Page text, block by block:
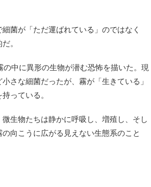
菌が「ただ運ばれている」のではなく
。
の中に異形の生物が潜む恐怖を描いた。現
さな細菌だったが、霧が「生きている」
っている。
生物たちは静かに呼吸し、増殖し、そし
向こうに広がる見えない生態系のこと